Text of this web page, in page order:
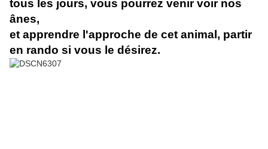
tous les jours, vous pourrez venir voir nos
ânes,
et apprendre l'approche de cet animal, partir
en rando si vous le désirez.